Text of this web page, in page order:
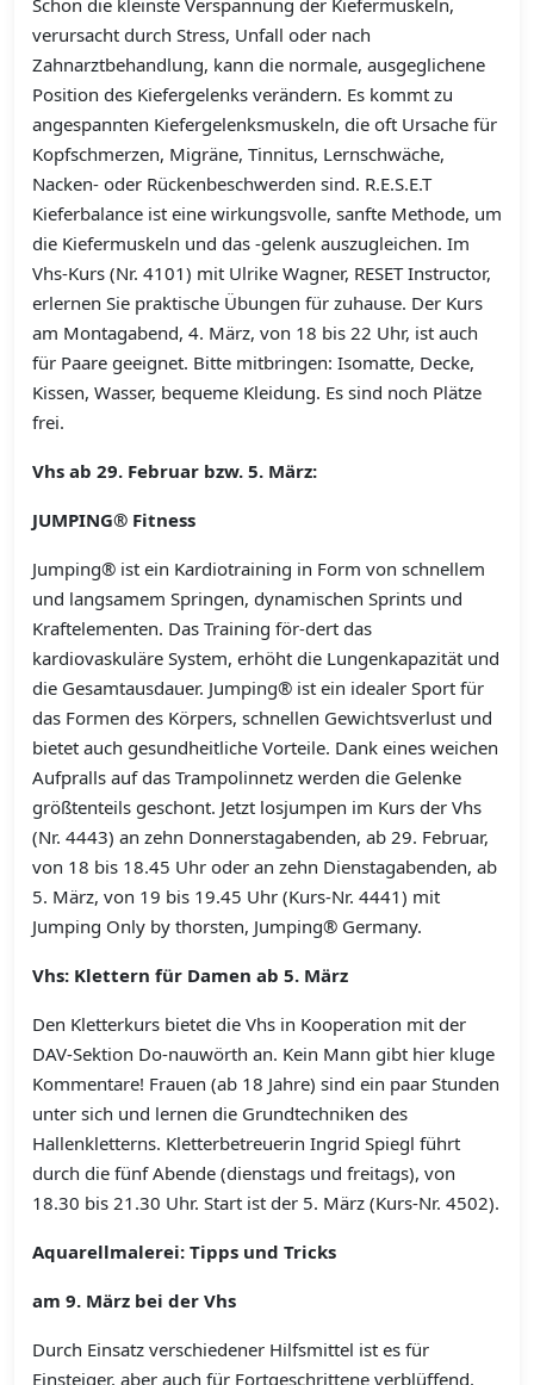
Schon die kleinste Verspannung der Kiefermuskeln,
verursacht durch Stress, Unfall oder nach
Zahnarztbehandlung, kann die normale, ausgeglichene
Position des Kiefergelenks verändern. Es kommt zu
angespannten Kiefergelenksmuskeln, die oft Ursache für
Kopfschmerzen, Migräne, Tinnitus, Lernschwäche,
Nacken- oder Rückenbeschwerden sind. R.E.S.E.T
Kieferbalance ist eine wirkungsvolle, sanfte Methode, um
die Kiefermuskeln und das -gelenk auszugleichen. Im
Vhs-Kurs (Nr. 4101) mit Ulrike Wagner, RESET Instructor,
erlernen Sie praktische Übungen für zuhause. Der Kurs
am Montagabend, 4. März, von 18 bis 22 Uhr, ist auch
für Paare geeignet. Bitte mitbringen: Isomatte, Decke,
Kissen, Wasser, bequeme Kleidung. Es sind noch Plätze
frei.
Vhs ab 29. Februar bzw. 5. März:
JUMPING® Fitness
Jumping® ist ein Kardiotraining in Form von schnellem
und langsamem Springen, dynamischen Sprints und
Kraftelementen. Das Training för-dert das
kardiovaskuläre System, erhöht die Lungenkapazität und
die Gesamtausdauer. Jumping® ist ein idealer Sport für
das Formen des Körpers, schnellen Gewichtsverlust und
bietet auch gesundheitliche Vorteile. Dank eines weichen
Aufpralls auf das Trampolinnetz werden die Gelenke
größtenteils geschont. Jetzt losjumpen im Kurs der Vhs
(Nr. 4443) an zehn Donnerstagabenden, ab 29. Februar,
von 18 bis 18.45 Uhr oder an zehn Dienstagabenden, ab
5. März, von 19 bis 19.45 Uhr (Kurs-Nr. 4441) mit
Jumping Only by thorsten, Jumping® Germany.
Vhs: Klettern für Damen ab 5. März
Den Kletterkurs bietet die Vhs in Kooperation mit der
DAV-Sektion Do-nauwörth an. Kein Mann gibt hier kluge
Kommentare! Frauen (ab 18 Jahre) sind ein paar Stunden
unter sich und lernen die Grundtechniken des
Hallenkletterns. Kletterbetreuerin Ingrid Spiegl führt
durch die fünf Abende (dienstags und freitags), von
18.30 bis 21.30 Uhr. Start ist der 5. März (Kurs-Nr. 4502).
Aquarellmalerei: Tipps und Tricks
am 9. März bei der Vhs
Durch Einsatz verschiedener Hilfsmittel ist es für
Einsteiger, aber auch für Fortgeschrittene verblüffend,